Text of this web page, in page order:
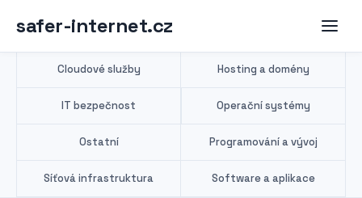
safer-internet.cz
Cloudové služby Hosting a domény
IT bezpečnost Operační systémy
Ostatní Programování a vývoj
Síťová infrastruktura Software a aplikace